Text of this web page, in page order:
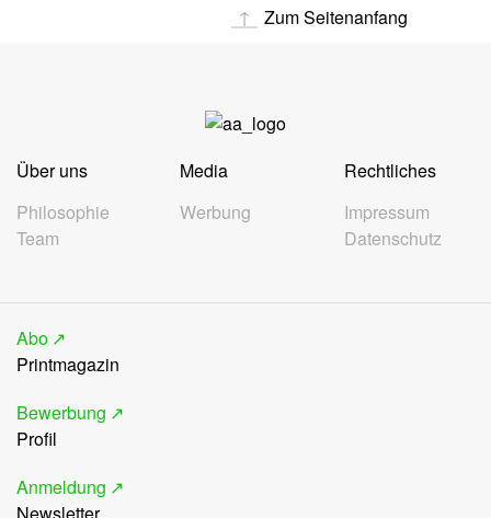
Zum Seitenanfang
Über uns
Philosophie
Team
Media
Werbung
Rechtliches
Impressum
Datenschutz
Abo
Printmagazin
Bewerbung
Profil
Anmeldung
Newsletter